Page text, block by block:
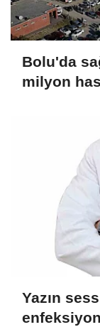
Bolu'da
milyon
Yazın